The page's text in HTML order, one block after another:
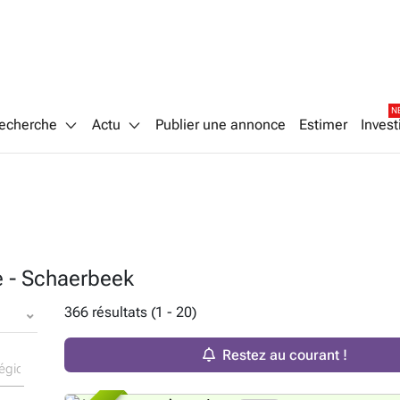
Actu Publier une annonce Estimer
- Schaerbeek
366 résultats (1 - 20)
Restez au courant !